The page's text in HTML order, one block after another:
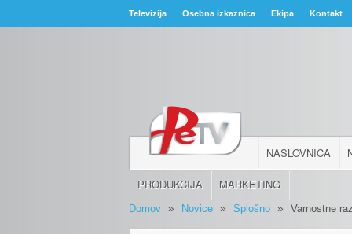
Televizija Osebna izkaznica Ekipa Kontakt
NASLOVNICA
PRODUKCIJA MARKETING
Domov » Novice » Splošno » Varnostne